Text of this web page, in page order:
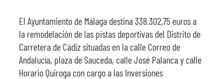
El Ayuntamiento de Málaga destina 338.302,75 euros a
la remodelación de las pistas deportivas del Distrito de
Carretera de Cádiz situadas en la calle Correo de
Andalucía, plaza de Sauceda, calle José Palanca y calle
Horario Quiroga con cargo a las Inversiones